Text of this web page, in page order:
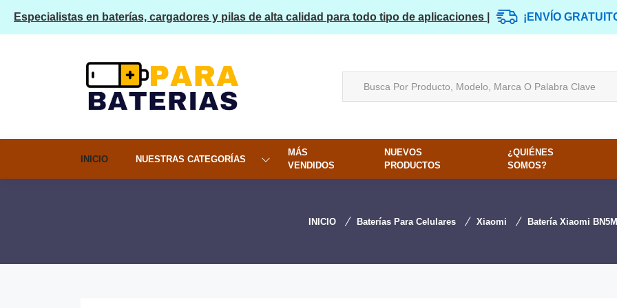
Especialistas en baterías, cargadores y pilas de alta calidad para todo tipo de aplicaciones | ¡ENVÍO
INICIO NUESTRAS CATEGORÍAS
MÁS
VENDIDOS
NUEVOS
PRODUCTOS
¿QUIÉNES
SOMOS?
INICIO Baterías Para Celulares Xiaomi Batería Xiaomi BN5M